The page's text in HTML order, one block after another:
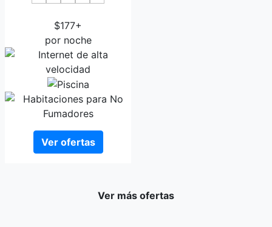
$177+
por noche
Ver ofertas
Ver más ofertas